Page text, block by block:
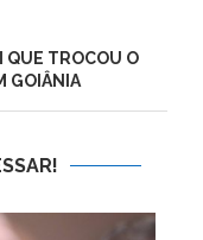
QUE TROCOU O
GOIÂNIA